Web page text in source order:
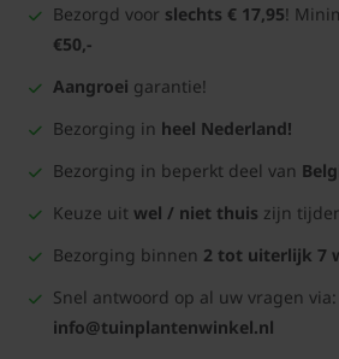
Bezorgd voor slechts € 17,95!
€50,-
Aangroei garantie!
Bezorging in heel Nederland!
Bezorging in beperkt deel van
Keuze uit wel / niet thuis zijn
Bezorging binnen 2 tot uiterlijk 7
Snel antwoord op al uw vragen via:
info@tuinplantenwinkel.nl